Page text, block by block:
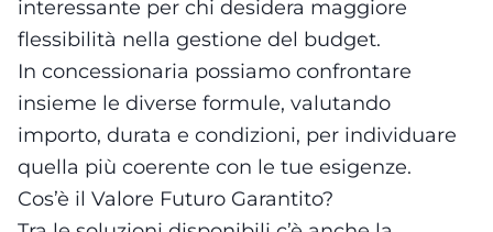
interessante per chi desidera maggiore
flessibilità nella gestione del budget.
In concessionaria possiamo confrontare
insieme le diverse formule, valutando
importo, durata e condizioni, per individuare
quella più coerente con le tue esigenze.
Cos’è il Valore Futuro Garantito?